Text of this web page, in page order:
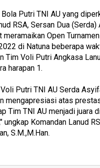
Putri TNI AU yang
RSA, Sersan Dua
meramaikan Open
di Natuna beberapa
Tim Voli Putri Angkasa
harapan 1.
Putri TNI AU Serda
mengapresiasi atas
Tim TNI AU menjadi juara
ungkap Komandan Lanud
S.M.,M.Han.